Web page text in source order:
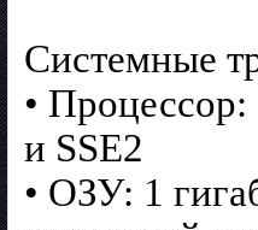
Системные
•
и SSE2
• ОЗУ: 1